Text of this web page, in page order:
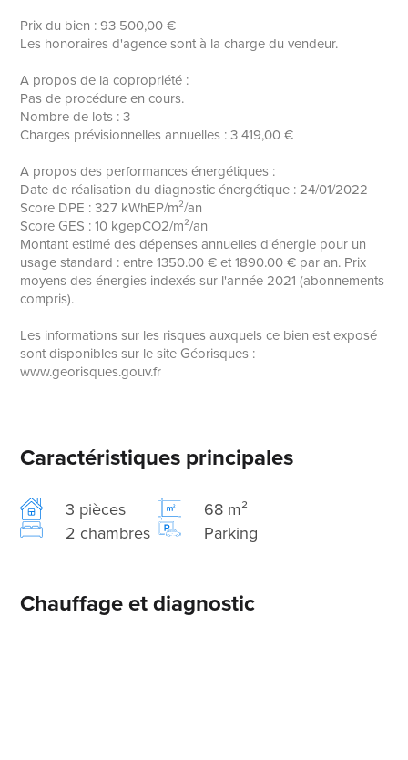
Prix du bien : 93 500,00 €
Les honoraires d'agence sont à la charge du vendeur.
A propos de la copropriété :
Pas de procédure en cours.
Nombre de lots : 3
Charges prévisionnelles annuelles : 3 419,00 €
A propos des performances énergétiques :
Date de réalisation du diagnostic énergétique : 24/01/2022
Score DPE : 327 kWhEP/m²/an
Score GES : 10 kgepCO2/m²/an
Montant estimé des dépenses annuelles d'énergie pour un
usage standard : entre 1350.00 € et 1890.00 € par an. Prix
moyens des énergies indexés sur l'année 2021 (abonnements
compris).
Les informations sur les risques auxquels ce bien est exposé
sont disponibles sur le site Géorisques :
www.georisques.gouv.fr
Caractéristiques principales
3 pièces
68 m²
2 chambres
Parking
Chauffage et diagnostic